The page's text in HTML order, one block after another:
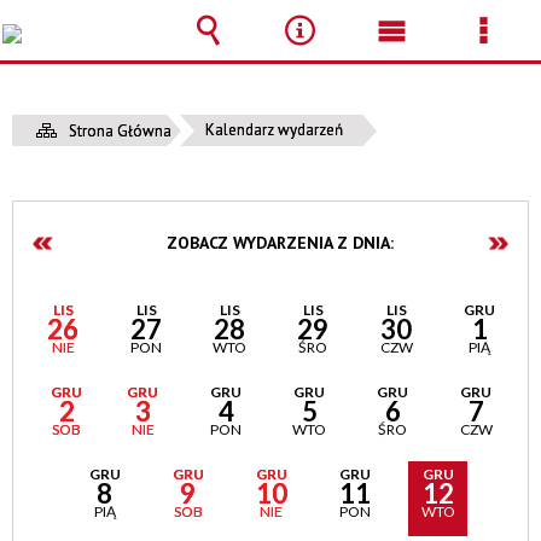
Strona Główna Kalendarz wydarzeń
ZOBACZ WYDARZENIA Z DNIA:
LIS
26
NIE
LIS
27
PON
LIS
28
WTO
LIS
29
ŚRO
LIS
30
CZW
GRU
1
PIĄ
GRU
2
SOB
GRU
3
NIE
GRU
4
PON
GRU
5
WTO
GRU
6
ŚRO
GRU
7
CZW
GRU
8
PIĄ
GRU
9
SOB
GRU
10
NIE
GRU
11
PON
GRU
12
WTO
Wyszukiwarka
Narzędzia
Menu